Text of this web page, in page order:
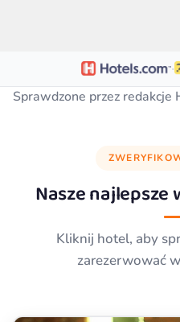
·
Sprawdzone przez redakcje
Nasze najlepsze
Kliknij hotel, aby
zarezerwować